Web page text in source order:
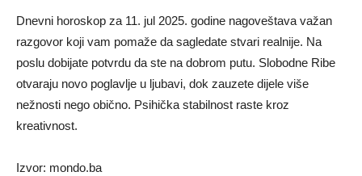
Dnevni horoskop za 11. jul 2025. godine nagoveštava važan
razgovor koji vam pomaže da sagledate stvari realnije. Na
poslu dobijate potvrdu da ste na dobrom putu. Slobodne Ribe
otvaraju novo poglavlje u ljubavi, dok zauzete dijele više
nežnosti nego obično. Psihička stabilnost raste kroz
kreativnost.
Izvor: mondo.ba